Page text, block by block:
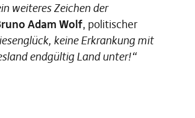
weiteres Zeichen der
Adam Wolf, politischer
keine Erkrankung mit
endgültig Land unter!“